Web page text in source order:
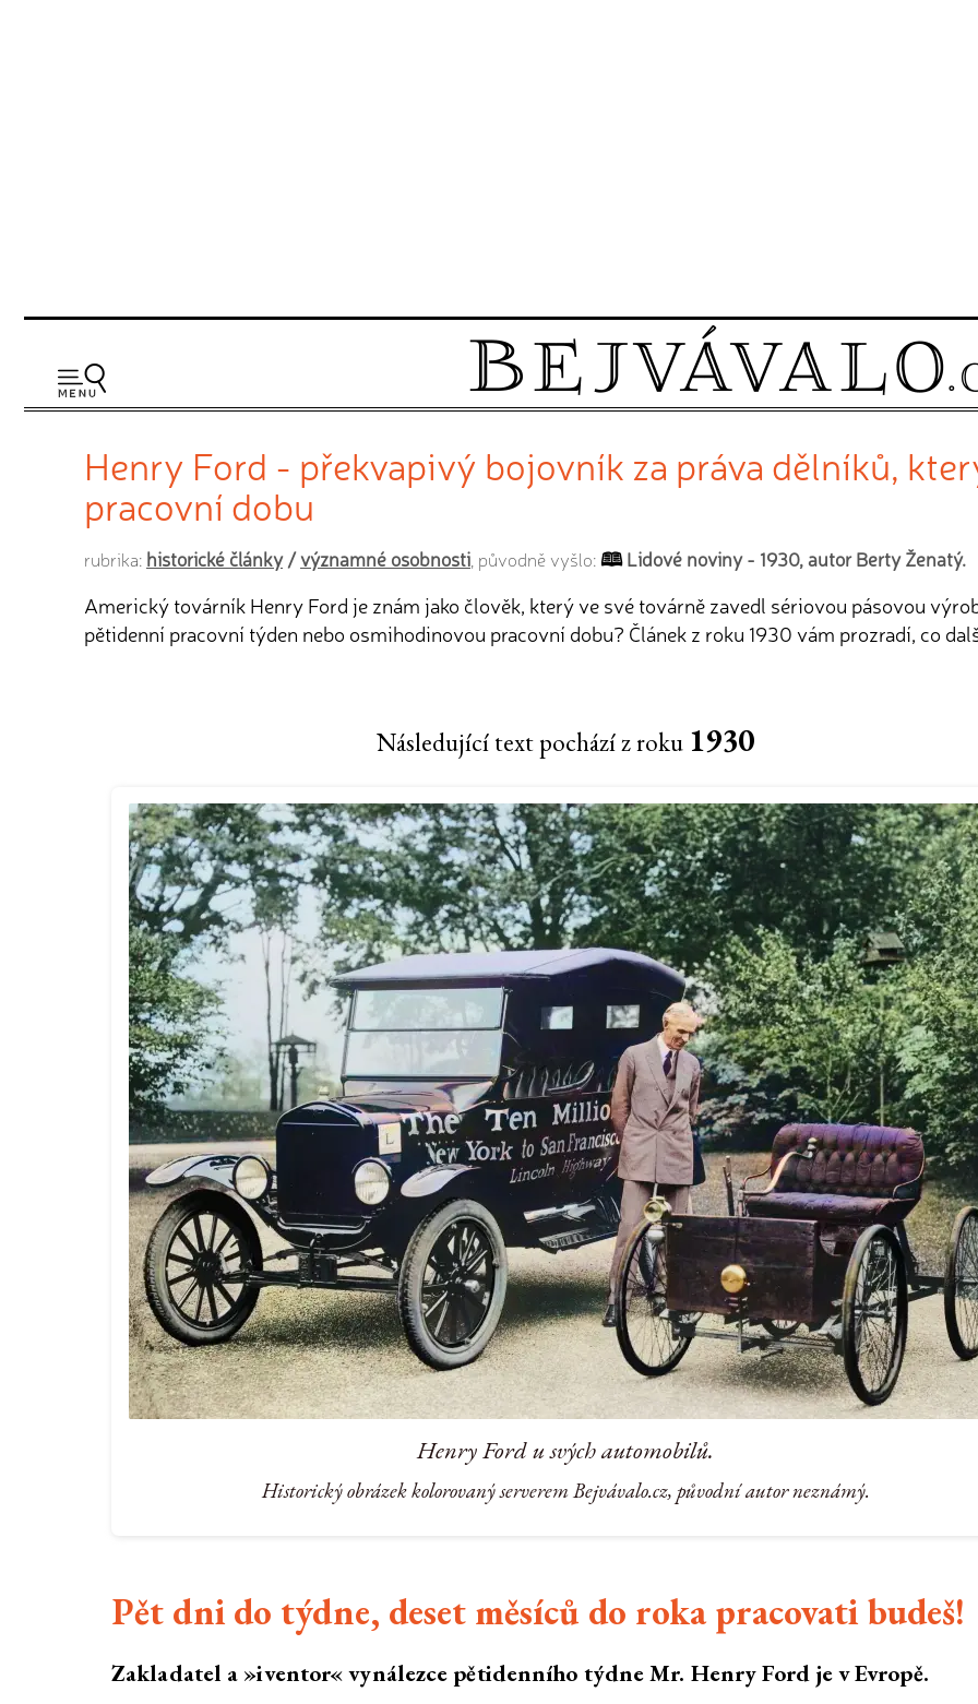
Henry Ford - překvapivý bojovník za práva dělníků,
pracovní dobu
rubrika: historické články/významné osobnosti , původně vyšlo: Lidové noviny - 1930, autor Berty Ženatý.
Americký továrník Henry Ford je znám jako člověk, který ve své továrně zavedl sériovou pásovou
pětidenní pracovní týden nebo osmihodinovou pracovní dobu? Článek z roku 1930 vám prozradí, co
Následující text pochází z roku 1930
Henry Ford u svých automobilů.
Historický obrázek kolorovaný serverem Bejvávalo.cz, původní autor neznámý.
Pět dni do týdne, deset měsíců do roka pracovati budeš!
Zakladatel a »iventor« vynálezce pětidenního týdne Mr. Henry Ford je v Evropě.